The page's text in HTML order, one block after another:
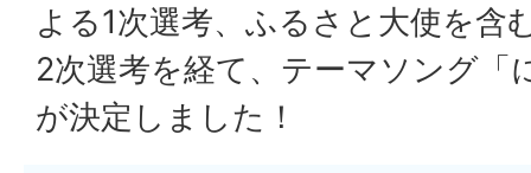
よる1次選考、ふるさと大使を含
2次選考を経て、テーマソング「
が決定しました！